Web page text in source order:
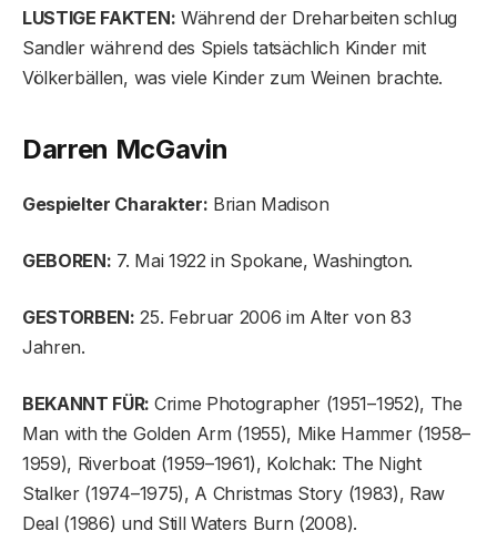
LUSTIGE FAKTEN: Während der Dreharbeiten schlug
Sandler während des Spiels tatsächlich Kinder mit
Völkerbällen, was viele Kinder zum Weinen brachte.
Darren McGavin
Gespielter Charakter: Brian Madison
GEBOREN: 7. Mai 1922 in Spokane, Washington.
GESTORBEN: 25. Februar 2006 im Alter von 83
Jahren.
BEKANNT FÜR: Crime Photographer (1951–1952), The
Man with the Golden Arm (1955), Mike Hammer (1958–
1959), Riverboat (1959–1961), Kolchak: The Night
Stalker (1974–1975), A Christmas Story (1983), Raw
Deal (1986) und Still Waters Burn (2008).